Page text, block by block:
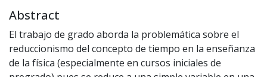
Abstract
El trabajo de grado aborda la problemática sobre el
reduccionismo del concepto de tiempo en la enseñanza
de la física (especialmente en cursos iniciales de